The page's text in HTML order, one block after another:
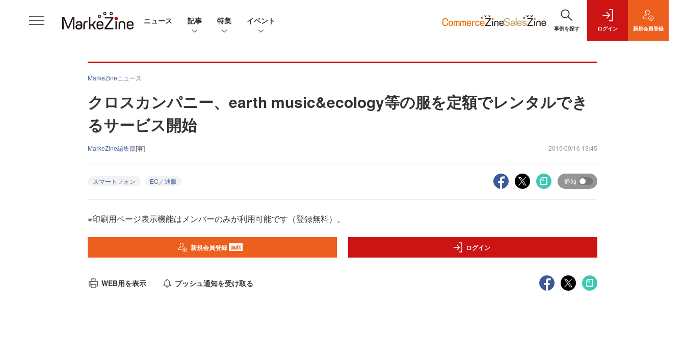
ニュース 記事 特集 イベント
事例を探す ログイン 新規会員登録
MarkeZineニュース
クロスカンパニー、earth music&ecology等の服を定額でレンタルでき
るサービス開始
MarkeZine編集部[著] 2015/09/16 13:45
スマートフォン EC／通販 通知
※印刷用ページ表示機能はメンバーのみが利用可能です（登録無料）。
新規会員登録 無料 ログイン
WEB用を表示 プッシュ通知を受け取る